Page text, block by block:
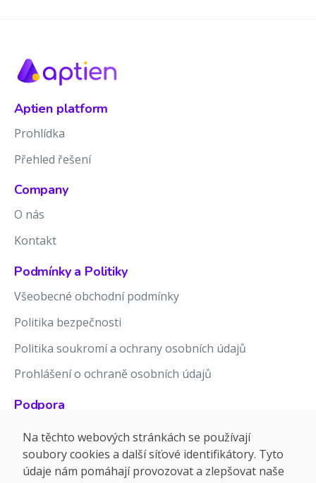
Aptien platform
Prohlídka
Přehled řešení
Company
O nás
Kontakt
Podmínky a Politiky
Všeobecné obchodní podmínky
Politika bezpečnosti
Politika soukromí a ochrany osobních údajů
Prohlášení o ochraně osobních údajů
Podpora
Znalostní báze
Release notes
Na těchto webových stránkách se používají
soubory cookies a další síťové identifikátory. Tyto
údaje nám pomáhají provozovat a zlepšovat naše